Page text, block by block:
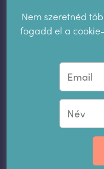
Nem szeretnéd
fogadd el a
Impresszum
Rólunk
Hormonmentes